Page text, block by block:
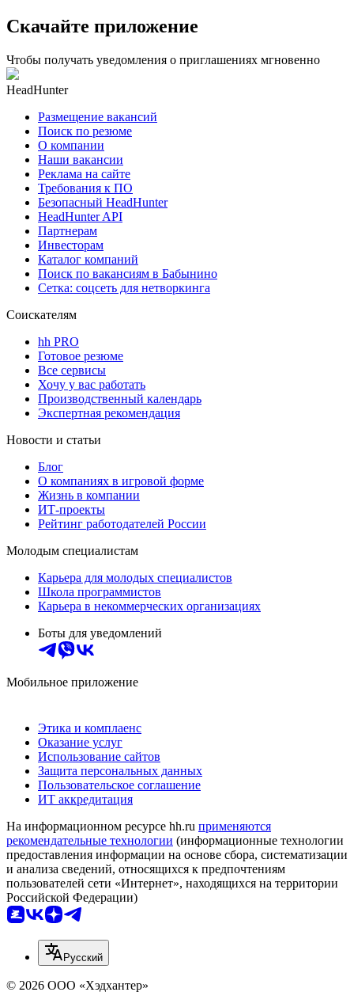
Скачайте приложение
Чтобы получать уведомления о приглашениях мгновенно
HeadHunter
Размещение вакансий
Поиск по резюме
О компании
Наши вакансии
Реклама на сайте
Требования к ПО
Безопасный HeadHunter
HeadHunter API
Партнерам
Инвесторам
Каталог компаний
Поиск по вакансиям в Бабынино
Сетка: соцсеть для нетворкинга
Соискателям
hh PRO
Готовое резюме
Все сервисы
Хочу у вас работать
Производственный календарь
Экспертная рекомендация
Новости и статьи
Блог
О компаниях в игровой форме
Жизнь в компании
ИТ-проекты
Рейтинг работодателей России
Молодым специалистам
Карьера для молодых специалистов
Школа программистов
Карьера в некоммерческих организациях
Боты для уведомлений
Мобильное приложение
Этика и комплаенс
Оказание услуг
Использование сайтов
Защита персональных данных
Пользовательское соглашение
ИТ аккредитация
На информационном ресурсе hh.ru применяются
рекомендательные технологии (информационные технологии
предоставления информации на основе сбора, систематизации
и анализа сведений, относящихся к предпочтениям
пользователей сети «Интернет», находящихся на территории
Российской Федерации)
Русский
© 2026 ООО «Хэдхантер»